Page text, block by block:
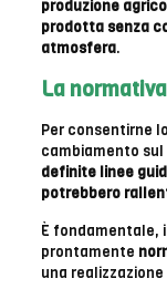
produzione
prodotta senza
atmosfera.
La
Per consentirne
cambiamento
definite linee
potrebbero
È fondamentale,
prontamente
una